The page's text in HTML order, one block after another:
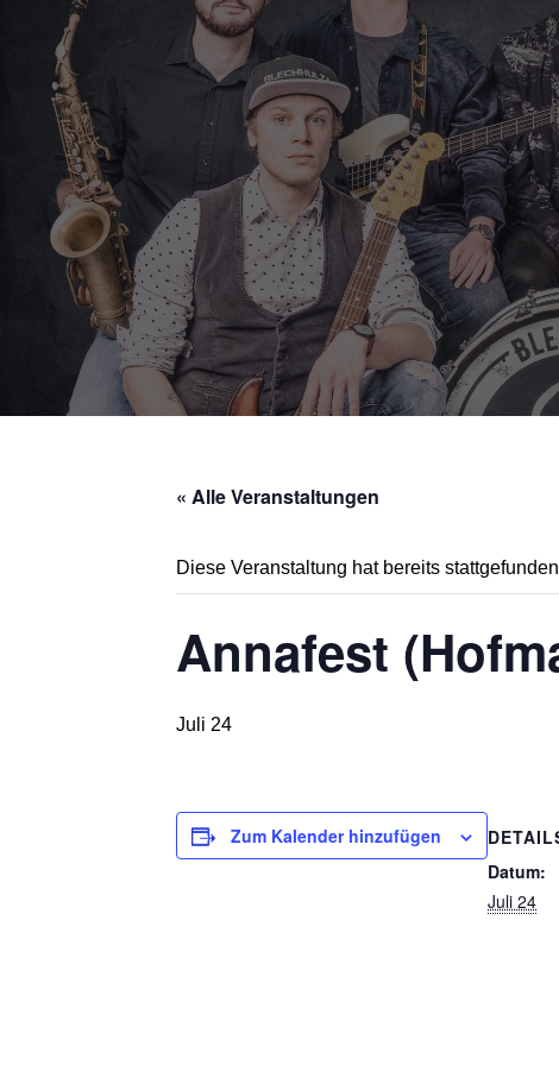
« Alle Veranstaltungen
Diese Veranstaltung hat bereits
Annafest
Juli 24
Zum Kalender hinzufügen
Datum:
Juli 24